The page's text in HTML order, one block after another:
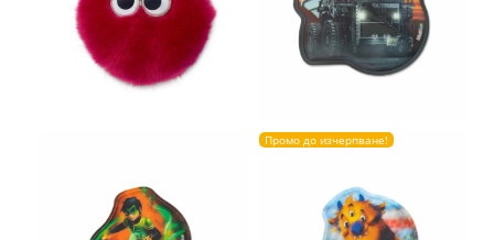
Промо до изчерпване!